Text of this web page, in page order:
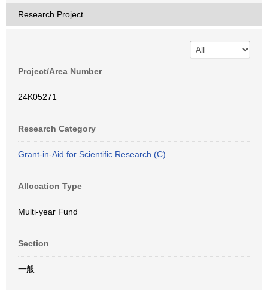
Research Project
Project/Area Number
24K05271
Research Category
Grant-in-Aid for Scientific Research (C)
Allocation Type
Multi-year Fund
Section
一般